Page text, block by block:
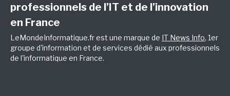
professionnels de l’IT et de l’innovation
en France
LeMondeInformatique.fr est une marque de IT News Info, 1er
groupe d'information et de services dédié aux professionnels
de l'informatique en France.